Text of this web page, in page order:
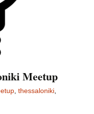
Meetup
thessaloniki